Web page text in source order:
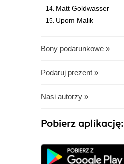
Matt Goldwasser
Upom Malik
Bony podarunkowe »
Podaruj prezent »
Nasi autorzy »
Pobierz aplikację: